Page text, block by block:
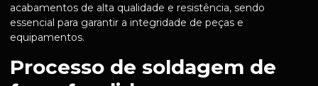
acabamentos de alta qualidade e resistência, sendo
essencial para garantir a integridade de peças e
equipamentos.
Processo de soldagem de